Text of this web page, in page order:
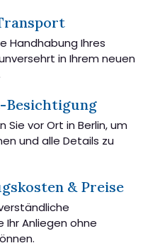
Handhabung Ihres
in Ihrem neuen
Besichtigung
Sie vor Ort in Berlin, um
und alle Details zu
& Preise
Ihr Anliegen ohne